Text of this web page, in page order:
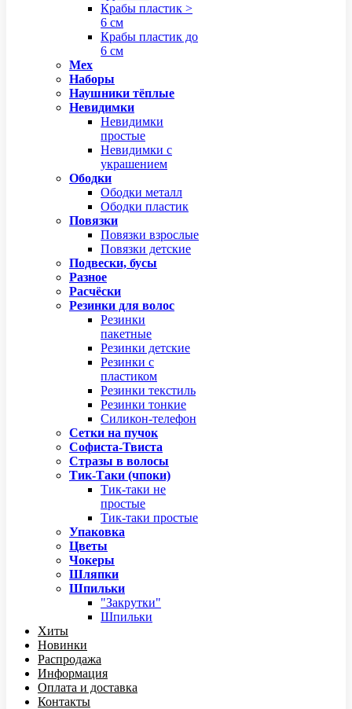
Крабы пластик >
6 см
Крабы пластик до
6 см
Мех
Наборы
Наушники тёплые
Невидимки
Невидимки
простые
Невидимки с
украшением
Ободки
Ободки металл
Ободки пластик
Повязки
Повязки взрослые
Повязки детские
Подвески, бусы
Разное
Расчёски
Резинки для волос
Резинки
пакетные
Резинки детские
Резинки с
пластиком
Резинки текстиль
Резинки тонкие
Силикон-телефон
Сетки на пучок
Софиста-Твиста
Стразы в волосы
Тик-Таки (чпоки)
Тик-таки не
простые
Тик-таки простые
Упаковка
Цветы
Чокеры
Шляпки
Шпильки
"Закрутки"
Шпильки
Хиты
Новинки
Распродажа
Информация
Оплата и доставка
Контакты